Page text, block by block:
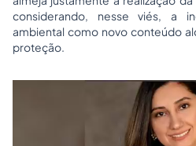
considerando, nesse viés, a
ambiental como novo conteúdo
proteção.